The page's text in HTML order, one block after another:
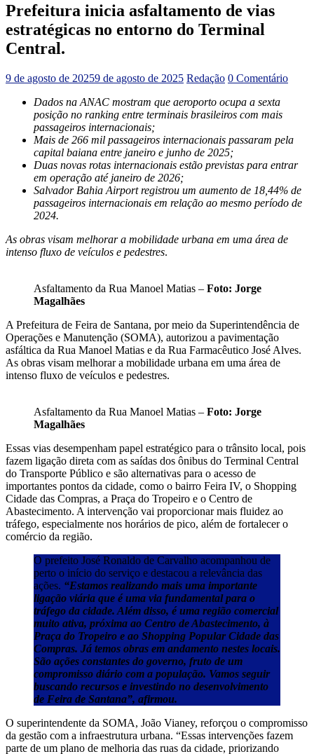
Prefeitura inicia asfaltamento de vias
estratégicas no entorno do Terminal
Central.
9 de agosto de 20259 de agosto de 2025 Redação 0 Comentário
Dados na ANAC mostram que aeroporto ocupa a sexta
posição no ranking entre terminais brasileiros com mais
passageiros internacionais;
Mais de 266 mil passageiros internacionais passaram pela
capital baiana entre janeiro e junho de 2025;
Duas novas rotas internacionais estão previstas para entrar
em operação até janeiro de 2026;
Salvador Bahia Airport registrou um aumento de 18,44% de
passageiros internacionais em relação ao mesmo período de
2024.
As obras visam melhorar a mobilidade urbana em uma área de
intenso fluxo de veículos e pedestres.
Asfaltamento da Rua Manoel Matias – Foto: Jorge
Magalhães
A Prefeitura de Feira de Santana, por meio da Superintendência de
Operações e Manutenção (SOMA), autorizou a pavimentação
asfáltica da Rua Manoel Matias e da Rua Farmacêutico José Alves.
As obras visam melhorar a mobilidade urbana em uma área de
intenso fluxo de veículos e pedestres.
Asfaltamento da Rua Manoel Matias – Foto: Jorge
Magalhães
Essas vias desempenham papel estratégico para o trânsito local, pois
fazem ligação direta com as saídas dos ônibus do Terminal Central
do Transporte Público e são alternativas para o acesso de
importantes pontos da cidade, como o bairro Feira IV, o Shopping
Cidade das Compras, a Praça do Tropeiro e o Centro de
Abastecimento. A intervenção vai proporcionar mais fluidez ao
tráfego, especialmente nos horários de pico, além de fortalecer o
comércio da região.
O prefeito José Ronaldo de Carvalho acompanhou de
perto o início do serviço e destacou a relevância das
ações. “Estamos realizando mais uma importante
ligação viária que é uma via fundamental para o
tráfego da cidade. Além disso, é uma região comercial
muito ativa, próxima ao Centro de Abastecimento, à
Praça do Tropeiro e ao Shopping Popular Cidade das
Compras. Já temos obras em andamento nestes locais.
São ações constantes do governo, fruto de um
compromisso diário com a população. Vamos seguir
buscando recursos e investindo no desenvolvimento
de Feira de Santana”, afirmou.
O superintendente da SOMA, João Vianey, reforçou o compromisso
da gestão com a infraestrutura urbana. “Essas intervenções fazem
parte de um plano de melhoria das ruas da cidade, priorizando